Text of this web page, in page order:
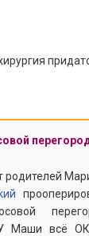
родителей
У Маши всё